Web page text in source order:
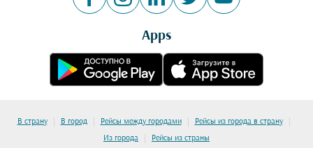
Apps
В страну | В город | Рейсы между городами | Рейсы из города в страну |
Из города | Рейсы из страны